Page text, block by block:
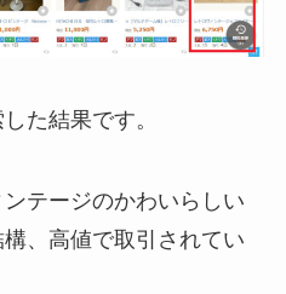
た結果です。
テージのかわいらしい
、高値で取引されてい